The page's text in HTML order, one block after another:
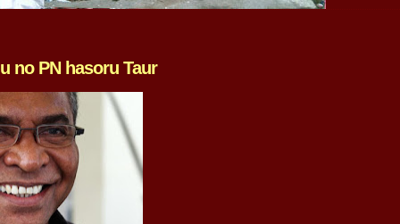
no PN hasoru Taur